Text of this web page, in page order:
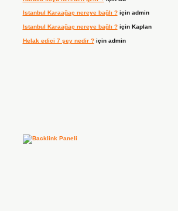
Istanbul Karaağaç nereye bağlı ?için admin
Istanbul Karaağaç nereye bağlı ?için Kaplan
Helak edici 7 şey nedir ?için admin